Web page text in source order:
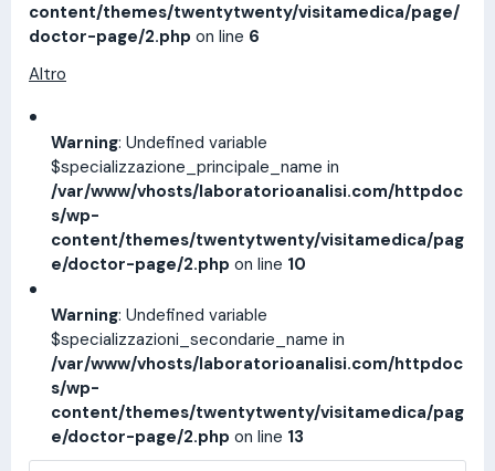
content/themes/twentytwenty/visitamedica/page/
doctor-page/2.php on line 6
Altro
Warning: Undefined variable
$specializzazione_principale_name in
/var/www/vhosts/laboratorioanalisi.com/httpdoc
s/wp-
content/themes/twentytwenty/visitamedica/pag
e/doctor-page/2.php on line 10
Warning: Undefined variable
$specializzazioni_secondarie_name in
/var/www/vhosts/laboratorioanalisi.com/httpdoc
s/wp-
content/themes/twentytwenty/visitamedica/pag
e/doctor-page/2.php on line 13